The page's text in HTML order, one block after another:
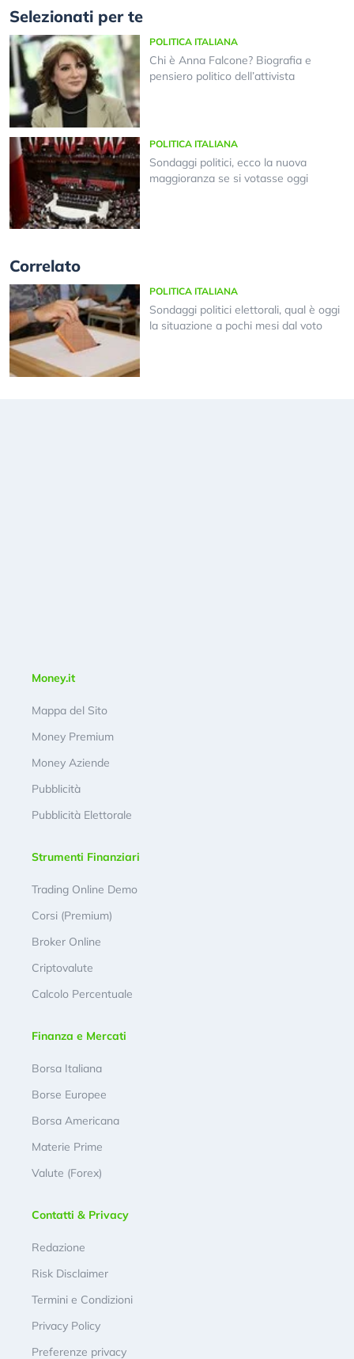
Selezionati per te
POLITICA ITALIANA
Chi è Anna Falcone? Biografia e
pensiero politico dell’attivista
POLITICA ITALIANA
Sondaggi politici, ecco la nuova
maggioranza se si votasse oggi
Correlato
POLITICA ITALIANA
Sondaggi politici elettorali, qual è oggi
la situazione a pochi mesi dal voto
Money.it
Mappa del Sito
Money Premium
Money Aziende
Pubblicità
Pubblicità Elettorale
Strumenti Finanziari
Trading Online Demo
Corsi (Premium)
Broker Online
Criptovalute
Calcolo Percentuale
Finanza e Mercati
Borsa Italiana
Borse Europee
Borsa Americana
Materie Prime
Valute (Forex)
Contatti & Privacy
Redazione
Risk Disclaimer
Termini e Condizioni
Privacy Policy
Preferenze privacy